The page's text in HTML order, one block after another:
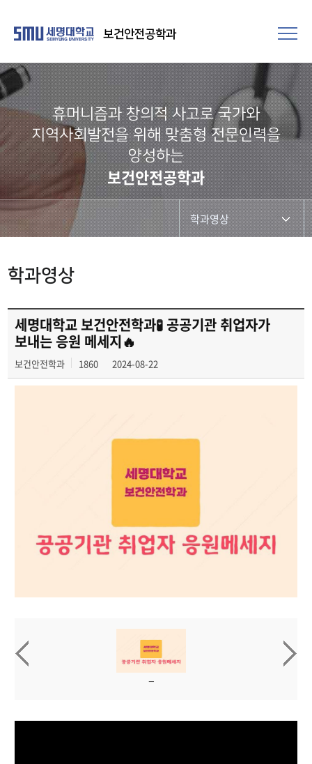
보건안전공학과
휴머니즘과 창의적 사고로 국가와
지역사회발전을 위해 맞춤형 전문인력을
양성하는
보건안전공학과
학과영상
포토갤러리
학과영상
보건안전공학과 블로그
학과영상
세명대학교 보건안전학과🧪 공공기관 취업자가
보내는 응원 메세지🔥
보건안전학과 1860 2024-08-22